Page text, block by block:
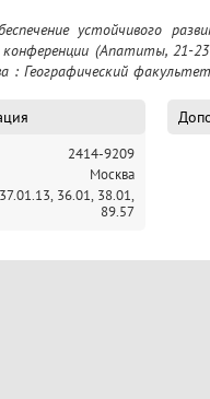
(Апатиты, 21-
: Географический
2414-9209
Москва
37.01.13, 36.01, 38.01,
89.57